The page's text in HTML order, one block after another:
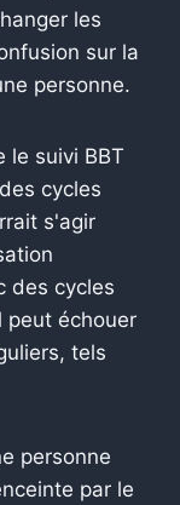
les
sur la
personne.
le suivi BBT
cycles
s'agir
des cycles
peut échouer
tels
personne
par le